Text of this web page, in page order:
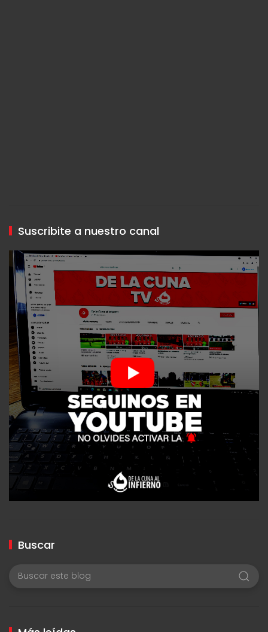
Suscribite a nuestro canal
Buscar